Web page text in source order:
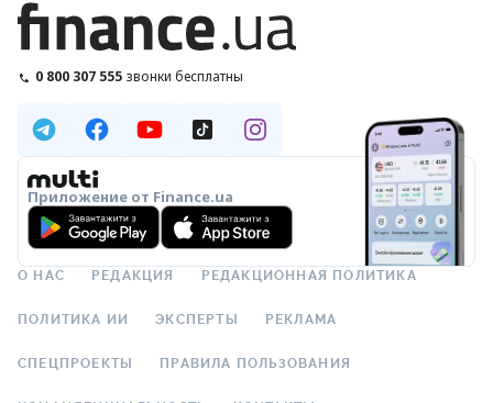
0 800 307 555 звонки бесплатны
Приложение от Finance.ua
О НАС РЕДАКЦИЯ РЕДАКЦИОННАЯ ПОЛИТИКА
ПОЛИТИКА ИИ ЭКСПЕРТЫ РЕКЛАМА
СПЕЦПРОЕКТЫ ПРАВИЛА ПОЛЬЗОВАНИЯ